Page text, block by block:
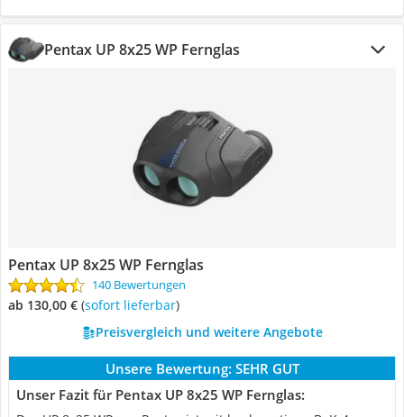
Pentax UP 8x25 WP Fernglas
Pentax UP 8x25 WP Fernglas
140 Bewertungen
ab 130,00 € ( Sofort lieferbar)
Preisvergleich und weitere Angebote
Unsere Bewertung: SEHR GUT
Unser Fazit für Pentax UP 8x25 WP Fernglas: